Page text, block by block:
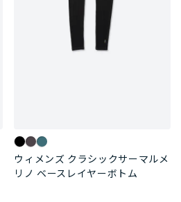
ウィメンズ クラシックサーマルメ
リノ ベースレイヤーボトム